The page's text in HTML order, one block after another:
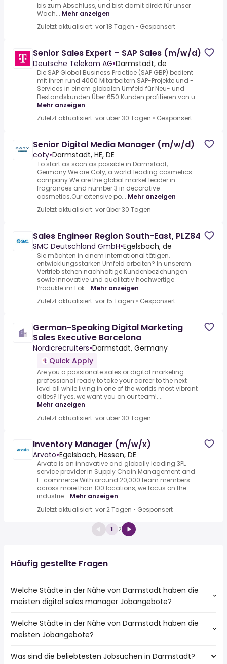
bis zum Abschluss, und bist damit direkt für unser
Wach... Mehr anzeigen
Zuletzt aktualisiert: vor 18 Tagen • Gesponsert
Senior Sales Expert – SAP Sales (m/w/d)
Deutsche Telekom AG•Darmstadt, de
Die SAP Global Business Practice (SAP GBP) bedient
mit ihren rund 4000 Mitarbeitern SAP-Projekte und -
Services in einem globalen Umfeld für Neu- und
Bestandskunden.Über 650 Kunden profitieren von u...
Mehr anzeigen
Zuletzt aktualisiert: vor über 30 Tagen • Gesponsert
Senior Digital Media Manager (m/w/d)
coty•Darmstadt, HE, DE
To start as soon as possible in Darmstadt,
Germany.We are Coty, a world‑leading cosmetics
company.We are the global market leader in
fragrances and number 3 in decorative
cosmetics.Our extensive po... Mehr anzeigen
Zuletzt aktualisiert: vor über 30 Tagen
Sales Engineer Region South-East, PLZ84
SMC Deutschland GmbH•Egelsbach, de
Sie möchten in einem international tätigen,
entwicklungsstarken Umfeld arbeiten? In unserem
Vertrieb stehen nachhaltige Kundenbeziehungen
sowie innovative und qualitativ hochwertige
Produkte im Fok... Mehr anzeigen
Zuletzt aktualisiert: vor 15 Tagen • Gesponsert
German-Speaking Digital Marketing
Sales Executive Barcelona
Nordicrecruiters•Darmstadt, Germany
Quick Apply
Are you a passionate sales or digital marketing
professional ready to take your career to the next
level all while living in one of the worlds most vibrant
cities? If yes, we want you on our team!....
Mehr anzeigen
Zuletzt aktualisiert: vor über 30 Tagen
Inventory Manager (m/w/x)
Arvato•Egelsbach, Hessen, DE
Arvato is an innovative and globally leading 3PL
service provider in Supply Chain Management and
E-commerce.With around 20,000 team members
across more than 100 locations, we focus on the
industrie... Mehr anzeigen
Zuletzt aktualisiert: vor 2 Tagen • Gesponsert
1 2
Häufig gestellte Fragen
Welche Städte in der Nähe von Darmstadt haben die
meisten digital sales manager Jobangebote?
Städte in der Nähe von Darmstadt mit den meisten
digital sales manager Jobs:
Welche Städte in der Nähe von Darmstadt haben die
meisten Jobangebote?
10 Städte in der Nähe von Darmstadt mit den meisten
Was sind die beliebtesten Jobsuchen in Darmstadt?